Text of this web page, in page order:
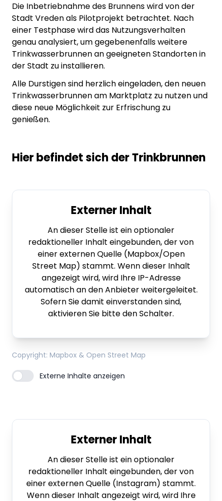
Die Inbetriebnahme des Brunnens wird von der
Stadt Vreden als Pilotprojekt betrachtet. Nach
einer Testphase wird das Nutzungsverhalten
genau analysiert, um gegebenenfalls weitere
Trinkwasserbrunnen an geeigneten Standorten in
der Stadt zu installieren.
Alle Durstigen sind herzlich eingeladen, den neuen
Trinkwasserbrunnen am Marktplatz zu nutzen und
diese neue Möglichkeit zur Erfrischung zu
genießen.
Hier befindet sich der Trinkbrunnen
Externer Inhalt
An dieser Stelle ist ein optionaler
redaktioneller Inhalt eingebunden, der von
einer externen Quelle (Mapbox/Open
Street Map) stammt. Wenn dieser Inhalt
angezeigt wird, wird Ihre IP-Adresse
automatisch an den Anbieter weitergeleitet.
Sofern Sie damit einverstanden sind,
aktivieren Sie bitte den Schalter.
Copyright: Mapbox & Open Street Map
Externe Inhalte anzeigen
Externer Inhalt
An dieser Stelle ist ein optionaler
redaktioneller Inhalt eingebunden, der von
einer externen Quelle (Instagram) stammt.
Wenn dieser Inhalt angezeigt wird, wird Ihre